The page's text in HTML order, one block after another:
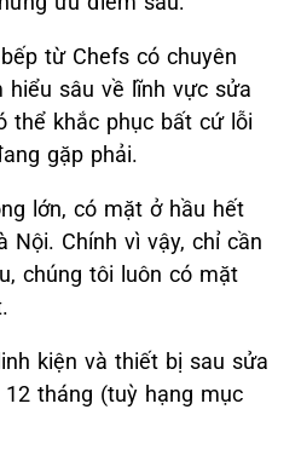
từ Chefs có chuyên
hiểu sâu về lĩnh vực sửa
thể khắc phục bất cứ lỗi
gặp phải.
lớn, có mặt ở hầu hết
Nội. Chính vì vậy, chỉ cần
chúng tôi luôn có mặt
kiện và thiết bị sau sửa
tháng (tuỳ hạng mục